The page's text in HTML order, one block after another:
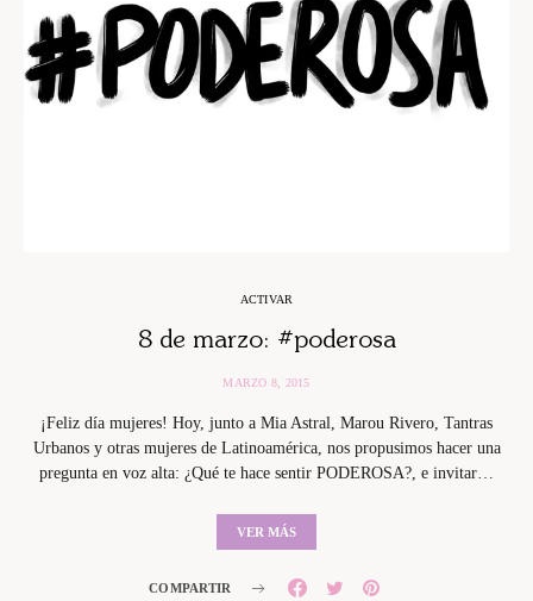
ACTIVAR
8 de marzo: #poderosa
MARZO 8, 2015
¡Feliz día mujeres! Hoy, junto a Mia Astral, Marou Rivero, Tantras
Urbanos y otras mujeres de Latinoamérica, nos propusimos hacer una
pregunta en voz alta: ¿Qué te hace sentir PODEROSA?, e invitar…
VER MÁS
COMPARTIR